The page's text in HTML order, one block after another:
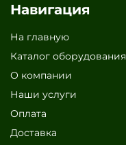
Навигация
На главную
Каталог оборудования
О компании
Наши услуги
Оплата
Доставка